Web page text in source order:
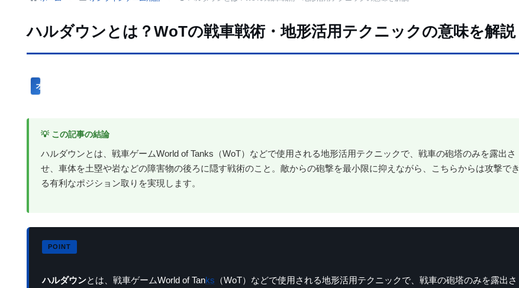
ハルダウンとは？WoTの戦車戦術・地形活用テクニックの意味を解説
オンラインゲーム用語
💡 この記事の結論
ハルダウンとは、戦車ゲームWorld of Tanks（WoT）などで使用される地形活用テクニックで、戦車の砲塔のみを露出さ
せ、車体を土塁や岩などの障害物の後ろに隠す戦術のこと。敵からの砲撃を最小限に抑えながら、こちらからは攻撃でき
る有利なポジション取りを実現します。
ハルダウンとは、戦車ゲームWorld of Tanks （WoT）などで使用される地形活用テクニックで、戦車の砲塔のみを露出さ